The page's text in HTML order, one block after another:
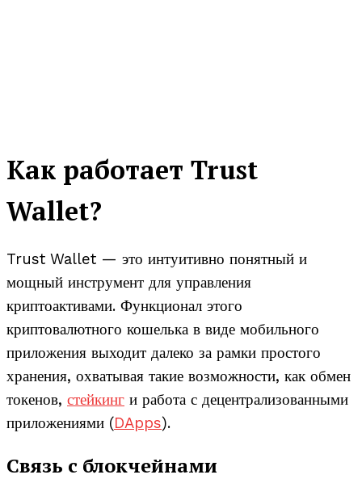
Как работает Trust
Wallet?
Trust Wallet — это интуитивно понятный и
мощный инструмент для управления
криптоактивами. Функционал этого
криптовалютного кошелька в виде мобильного
приложения выходит далеко за рамки простого
хранения, охватывая такие возможности, как обмен
токенов, стейкинг и работа с децентрализованными
приложениями (DApps).
Связь с блокчейнами